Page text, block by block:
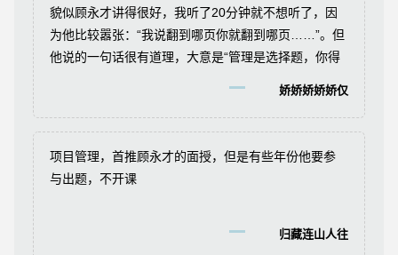
貌似顾永才讲得很好，我听了20分钟就不想听了，因
为他比较嚣张：“我说翻到哪页你就翻到哪页……”。但
他说的一句话很有道理，大意是“管理是选择题，你得
娇娇娇娇娇仅
项目管理，首推顾永才的面授，但是有些年份他要参
与出题，不开课
归藏连山人往